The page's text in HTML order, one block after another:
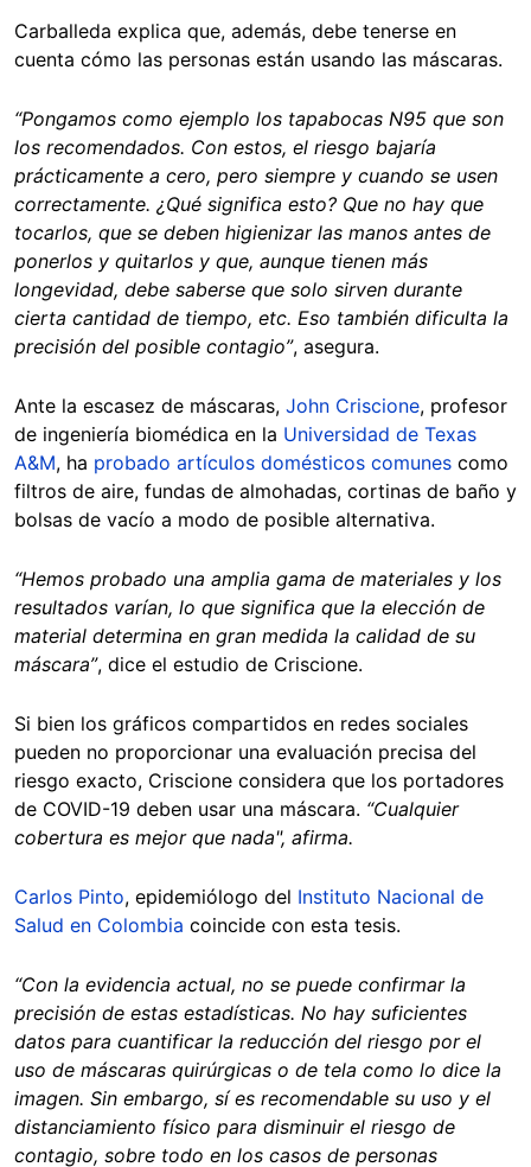
Carballeda explica que, además, debe tenerse en
cuenta cómo las personas están usando las máscaras.
“Pongamos como ejemplo los tapabocas N95 que son
los recomendados. Con estos, el riesgo bajaría
prácticamente a cero, pero siempre y cuando se usen
correctamente. ¿Qué significa esto? Que no hay que
tocarlos, que se deben higienizar las manos antes de
ponerlos y quitarlos y que, aunque tienen más
longevidad, debe saberse que solo sirven durante
cierta cantidad de tiempo, etc. Eso también dificulta la
precisión del posible contagio”, asegura.
Ante la escasez de máscaras, John Criscione, profesor
de ingeniería biomédica en la Universidad de Texas
A&M, ha probado artículos domésticos comunes como
filtros de aire, fundas de almohadas, cortinas de baño y
bolsas de vacío a modo de posible alternativa.
“Hemos probado una amplia gama de materiales y los
resultados varían, lo que significa que la elección de
material determina en gran medida la calidad de su
máscara”, dice el estudio de Criscione.
Si bien los gráficos compartidos en redes sociales
pueden no proporcionar una evaluación precisa del
riesgo exacto, Criscione considera que los portadores
de COVID-19 deben usar una máscara. “Cualquier
cobertura es mejor que nada", afirma.
Carlos Pinto, epidemiólogo del Instituto Nacional de
Salud en Colombia coincide con esta tesis.
“Con la evidencia actual, no se puede confirmar la
precisión de estas estadísticas. No hay suficientes
datos para cuantificar la reducción del riesgo por el
uso de máscaras quirúrgicas o de tela como lo dice la
imagen. Sin embargo, sí es recomendable su uso y el
distanciamiento físico para disminuir el riesgo de
contagio, sobre todo en los casos de personas